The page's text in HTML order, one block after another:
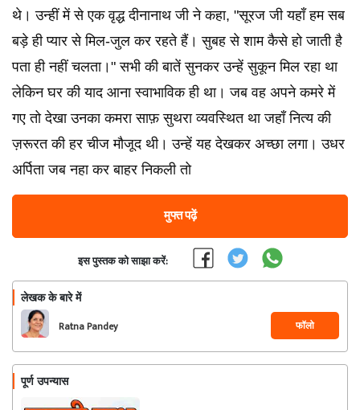
थे। उन्हीं में से एक वृद्ध दीनानाथ जी ने कहा, "सूरज जी यहाँ हम सब
बड़े ही प्यार से मिल-जुल कर रहते हैं। सुबह से शाम कैसे हो जाती है
पता ही नहीं चलता।" सभी की बातें सुनकर उन्हें सुकून मिल रहा था
लेकिन घर की याद आना स्वाभाविक ही था। जब वह अपने कमरे में
गए तो देखा उनका कमरा साफ़ सुथरा व्यवस्थित था जहाँ नित्य की
ज़रूरत की हर चीज मौजूद थी। उन्हें यह देखकर अच्छा लगा। उधर
अर्पिता जब नहा कर बाहर निकली तो
मुफ्त पढ़ें
इस पुस्तक को साझा करें:
लेखक के बारे में
Ratna Pandey फॉलो
पूर्ण उपन्यास